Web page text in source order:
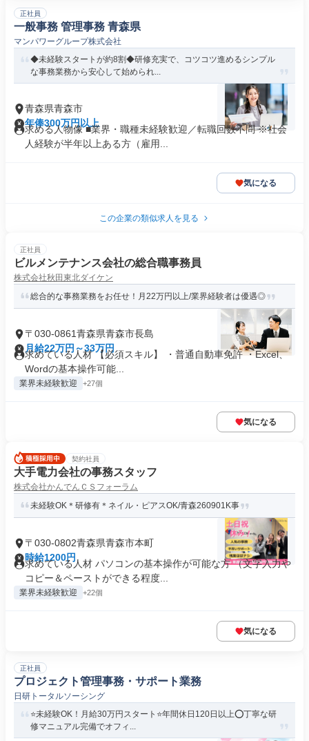
正社員
一般事務 管理事務 青森県
マンパワーグループ株式会社
◆未経験スタートが約8割◆研修充実で、コツコツ進めるシンプル
な事務業務から安心して始められ...
青森県青森市
年俸300万円以上
求める人物像 ■業界・職種未経験歓迎／転職回数不問 ※社会
人経験が半年以上ある方（雇用...
気になる
この企業の類似求人を見る
正社員
ビルメンテナンス会社の総合職事務員
株式会社秋田東北ダイケン
総合的な事務業務をお任せ！月22万円以上/業界経験者は優遇◎
〒030-0861青森県青森市長島
月給22万円～33万円
求めている人材 【必須スキル】 ・普通自動車免許 ・Excel、
Wordの基本操作可能...
業界未経験歓迎 +27個
気になる
契約社員
大手電力会社の事務スタッフ
株式会社かんでんＣＳフォーラム
未経験OK＊研修有＊ネイル・ピアスOK/青森260901K事
〒030-0802青森県青森市本町
時給1200円
求めている人材 パソコンの基本操作が可能な方 （文字入力や
コピー＆ペーストができる程度...
業界未経験歓迎 +22個
気になる
正社員
プロジェクト管理事務・サポート業務
日研トータルソーシング
⭐未経験OK！月給30万円スタート⭐年間休日120日以上⭕丁寧な研
修マニュアル完備でオフィ...